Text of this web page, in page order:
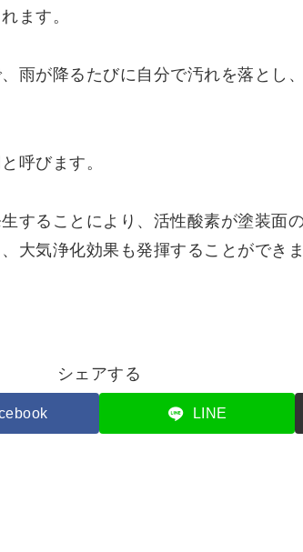
ます。
雨が降るたびに自分で汚れを落とし
呼びます。
することにより、活性酸素が塗装面
大気浄化効果も発揮することができま
シェアする
LINE